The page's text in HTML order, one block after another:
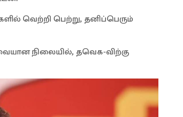
வெற்றி பெற்று, தனிப்பெரும்
நிலையில், தவெக-விற்கு